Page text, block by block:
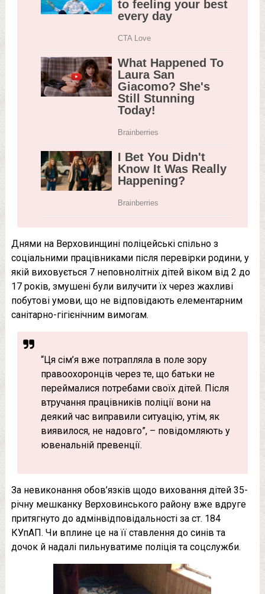
Днями на Верховинщині поліцейські спільно з
соціальними працівниками після перевірки родини, у
якій виховується 7 неповнолітніх дітей віком від 2 до
17 років, змушені були вилучити їх через жахливі
побутові умови, що не відповідають елементарним
санітарно-гігієнічним вимогам.
“Ця сім’я вже потрапляла в поле зору
правоохоронців через те, що батьки не
переймалися потребами своїх дітей. Після
втручання працівників поліції вони на
деякий час виправили ситуацію, утім, як
виявилося, не надовго”, – повідомляють у
ювенальній превенції.
За невиконання обов’язків щодо виховання дітей 35-
річну мешканку Верховинського району вже вдруге
притягнуто до адмінвідповідальності за ст. 184
КУпАП. Чи вплине це на її ставлення до синів та
дочок й надалі пильнуватиме поліція та соцслужби.